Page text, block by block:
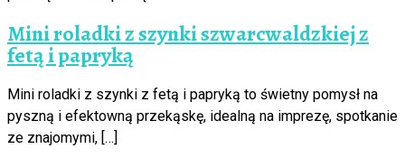
Mini roladki z szynki szwarcwaldzkiej z
fetą i papryką
Mini roladki z szynki z fetą i papryką to świetny pomysł na
pyszną i efektowną przekąskę, idealną na imprezę, spotkanie
ze znajomymi, […]